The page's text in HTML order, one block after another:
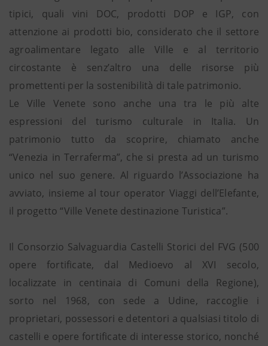
tipici, quali vini DOC, prodotti DOP e IGP, con
attenzione ai prodotti bio, considerato che il settore
agroalimentare legato alle Ville e al territorio
circostante è senz’altro una delle risorse più
promettenti per la sostenibilità di tale patrimonio.
Le Ville Venete sono anche una tra le più alte
espressioni del turismo culturale in Italia. Un
patrimonio tutto da scoprire, chiamato anche
“Venezia in Terraferma”, che si presta ad un turismo
unico nel suo genere. Al riguardo l’Associazione ha
avviato, insieme al tour operator Viaggi dell’Elefante,
il progetto “Ville Venete destinazione Turistica”.
Il Consorzio Salvaguardia Castelli Storici del FVG (500
opere fortificate, dal Medioevo al XVI secolo,
localizzate in centinaia di Comuni della Regione),
sorto nel 1968, con sede a Udine, raccoglie i
proprietari, possessori e detentori a qualsiasi titolo di
castelli e opere fortificate di interesse storico, nonché